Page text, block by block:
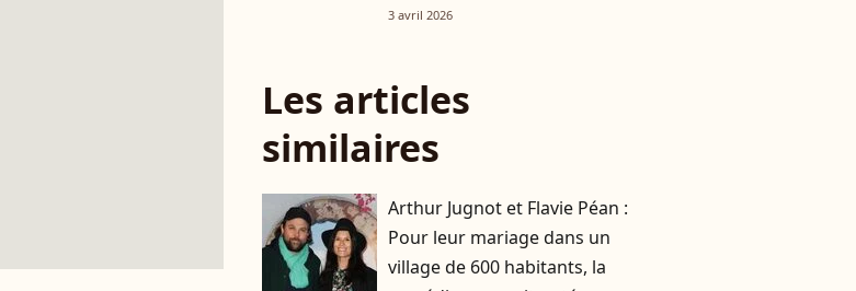
3 avril 2026
Les articles
similaires
Arthur Jugnot et Flavie Péan :
Pour leur mariage dans un
village de 600 habitants, la